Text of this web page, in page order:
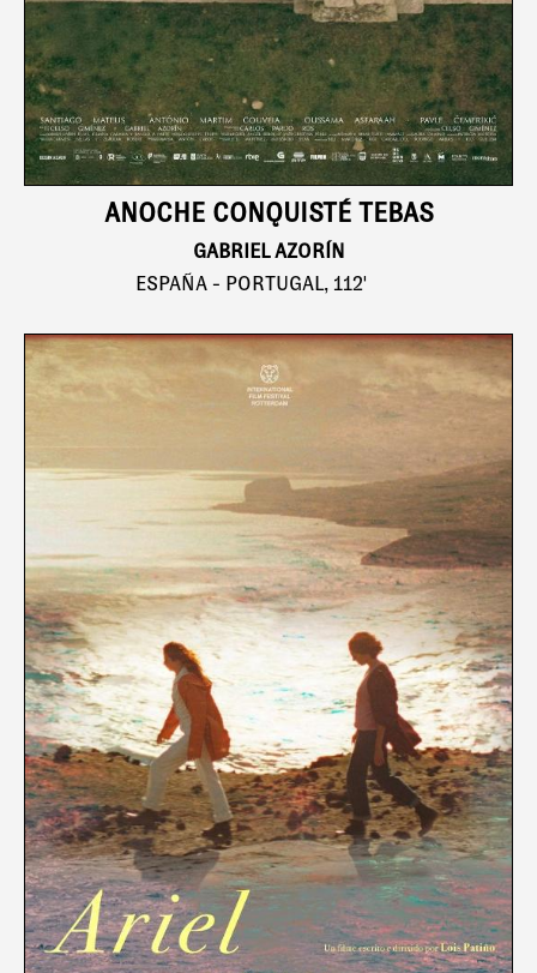
ANOCHE CONQUISTÉ TEBAS
GABRIEL AZORÍN
ESPAÑA - PORTUGAL, 112'